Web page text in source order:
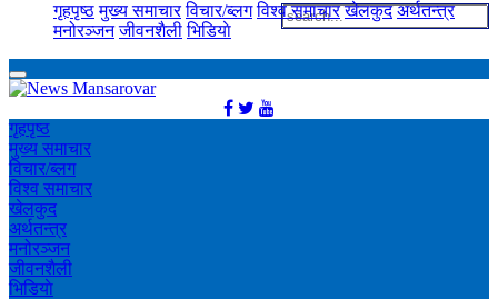
गृहपृष्ठ मुख्य समाचार विचार/ब्लग विश्व समाचार खेलकुद अर्थतन्त्र
मनोरञ्‍जन जीवनशैली भिडियाे
गृहपृष्ठ
मुख्य समाचार
विचार/ब्लग
विश्व समाचार
खेलकुद
अर्थतन्त्र
मनोरञ्‍जन
जीवनशैली
भिडियाे